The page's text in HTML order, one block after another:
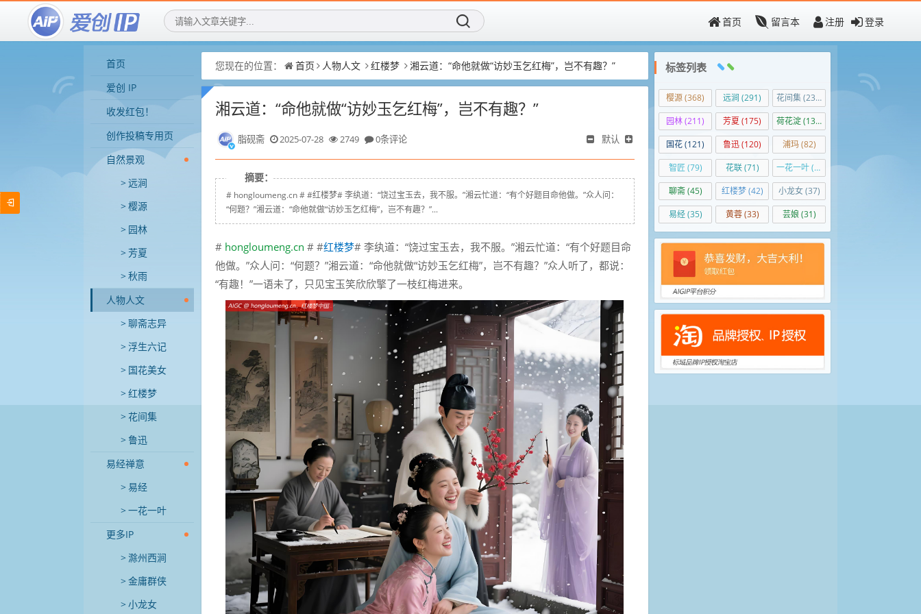
首页 留言本 注册 登录
首页
爱创 IP
收发红包！
创作投稿专用页
自然景观
远涧
樱源
园林
芳夏
秋雨
人物人文
聊斋志异
浮生六记
国花美女
红楼梦
花间集
鲁迅
易经禅意
易经
一花一叶
更多IP
滁州西涧
金庸群侠
小龙女
您现在的位置： 首页 人物人文 红楼梦 湘云道：“命他就做“访妙玉乞红梅”，岂不有趣？”
湘云道：“命他就做“访妙玉乞红梅”，岂不有趣？”
脂砚斋 2025-07-28 2749 0条评论 默认
摘要：
# hongloumeng.cn # #红楼梦# 李纨道：“饶过宝玉去，我不服。”湘云忙道：“有个好题目命他做。”众人问：
“何题？”湘云道：“命他就做“访妙玉乞红梅”，岂不有趣？”...
# hongloumeng.cn # #红楼梦# 李纨道：“饶过宝玉去，我不服。”湘云忙道：“有个好题目命
他做。”众人问：“何题？”湘云道：“命他就做“访妙玉乞红梅”，岂不有趣？”众人听了，都说：
“有趣！”一语未了，只见宝玉笑欣欣擎了一枝红梅进来。
标签列表
樱源(368) 远涧 (291) 花间集(236)
园林(211) 芳夏 (175) 荷花淀(138)
国花(121) 鲁迅(120) 浦玛(82)
智匠 (79) 花联(71) 一花一叶(50)
聊斋(45) 红楼梦(42) 小龙女(37)
易经(35) 黄蓉(33) 芸娘(31)